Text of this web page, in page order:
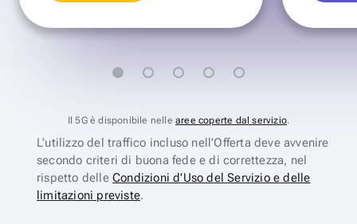
Il 5G è disponibile nelle aree coperte dal servizio.
L’utilizzo del traffico incluso nell’Offerta deve avvenire
secondo criteri di buona fede e di correttezza, nel
rispetto delle Condizioni d’Uso del Servizio e delle
limitazioni previste.